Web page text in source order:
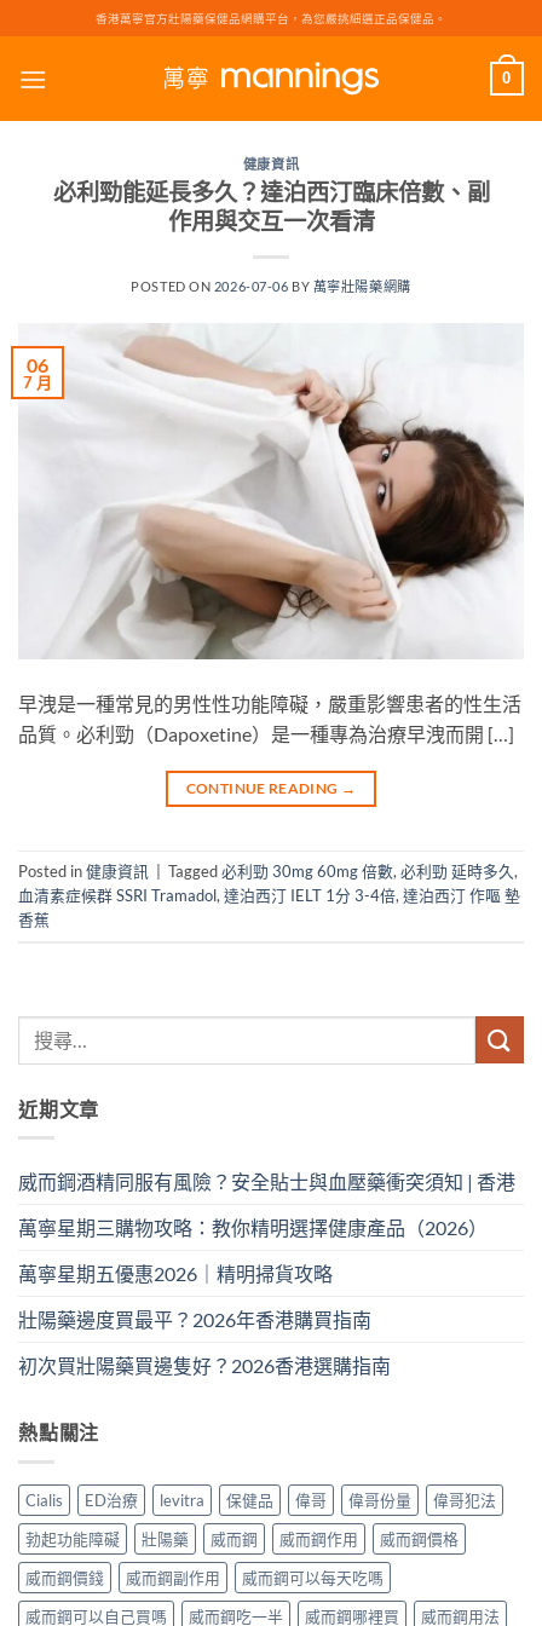
to
content
香港萬寧官方壯陽藥保健品網購平台，為您嚴挑細選正品保健品。
0
健康資訊
必利勁能延長多久？達泊西汀臨床倍數、副
作用與交互一次看清
POSTED ON 2026-07-06 BY 萬寧壯陽藥網購
06
7 月
早洩是一種常見的男性性功能障礙，嚴重影響患者的性生活
品質。必利勁（Dapoxetine）是一種專為治療早洩而開 […]
CONTINUE READING →
Posted in健康資訊 Tagged必利勁 30mg 60mg 倍數, 必利勁 延時多久,
血清素症候群 SSRI Tramadol, 達泊西汀 IELT 1分 3-4倍, 達泊西汀 作嘔 墊
香蕉
近期文章
威而鋼酒精同服有風險？安全貼士與血壓藥衝突須知 | 香港
萬寧星期三購物攻略：教你精明選擇健康產品（2026）
萬寧星期五優惠2026｜精明掃貨攻略
壯陽藥邊度買最平？2026年香港購買指南
初次買壯陽藥買邊隻好？2026香港選購指南
熱點關注
Cialis ED治療 levitra 保健品 偉哥 偉哥份量
偉哥犯法
勃起功能障礙
壯陽藥 威而鋼 威而鋼作用
威而鋼價格
威而鋼價錢
威而鋼副作用
威而鋼可以每天吃嗎
威而鋼可以自己買嗎
威而鋼吃一半 威而鋼哪裡買 威而鋼用法